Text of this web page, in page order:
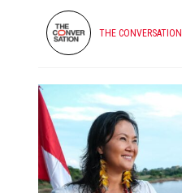
THE CONVERSATION